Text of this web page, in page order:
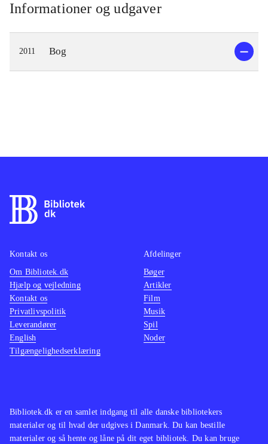
Informationer og udgaver
2011 Bog
Bibliotek.dk er en samlet indgang til alle danske bibliotekers
materialer og til hvad der udgives i Danmark. Du kan bestille
materialer og så hente og låne på dit eget bibliotek. Du kan bruge
Kontakt os
Om Bibliotek.dk
Hjælp og vejledning
Kontakt os
Privatlivspolitik
Leverandører
English
Tilgængelighedserklæring
Afdelinger
Bøger
Artikler
Film
Musik
Spil
Noder